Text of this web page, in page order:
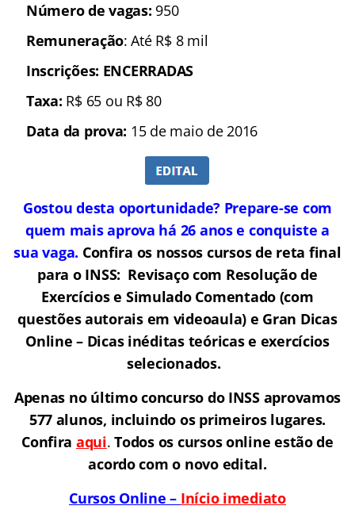
Número de vagas: 950
Remuneração: Até R$ 8 mil
Inscrições: ENCERRADAS
Taxa: R$ 65 ou R$ 80
Data da prova: 15 de maio de 2016
Gostou desta oportunidade? Prepare-se com
quem mais aprova há 26 anos e conquiste a
sua vaga. Confira os nossos cursos de reta final
para o INSS: Revisaço com Resolução de
Exercícios e Simulado Comentado (com
questões autorais em videoaula) e Gran Dicas
Online – Dicas inéditas teóricas e exercícios
selecionados.
Apenas no último concurso do INSS aprovamos
577 alunos, incluindo os primeiros lugares.
Confira aqui.Todos os cursos online estão de
acordo com o novo edital.
Cursos Online – Início imediato